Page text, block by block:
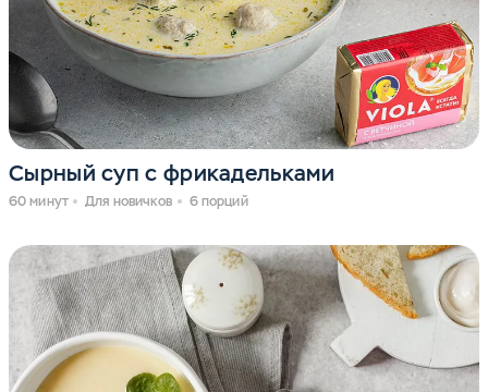
Сырный суп с фрикадельками
60 минут Для новичков 6 порций